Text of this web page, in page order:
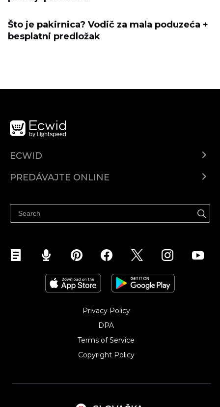
Što je pakirnica? Vodič za mala poduzeća +
besplatni predložak
ECWID
Cenník
PREDÁVAJTE ONLINE
Predávajte na Facebook
Predávať na Instagram
Privacy Policy
DPA
Terms of Service
Copyright Policy‎